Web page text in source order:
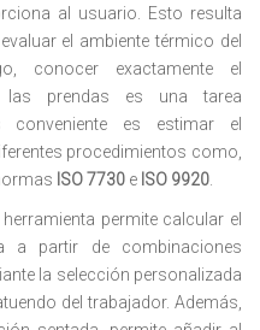
al usuario. Esto resulta
el ambiente térmico del
conocer exactamente el
las prendas es una tarea
es estimar el
procedimientos como,
ISO 7730 e ISO 9920
permite calcular el
a partir de combinaciones
la selección personalizada
del trabajador. Además,